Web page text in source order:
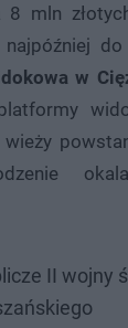
8 mln
najpóźniej
w
II wojny